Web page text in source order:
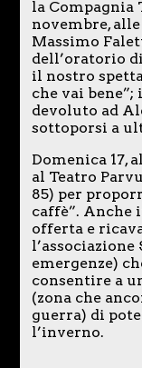
la Compagnia
novembre,
Massimo
dell’oratorio
il nostro
che vai
devoluto ad
sottoporsi a
Domenica 17,
al Teatro
85) per
caffè”. Anche
offerta e
emergenze)
consentire a
(zona che
guerra) di
l’inverno.